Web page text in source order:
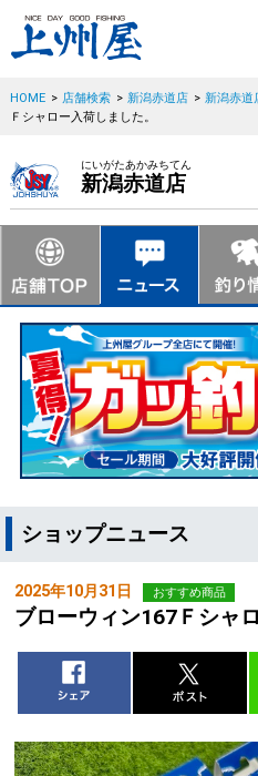
HOME > 店舗検索 > 新潟赤道店 > 新潟赤道
Ｆシャロー入荷しました。
にいがたあかみちてん
新潟赤道店
ショップニュース
2025年10月31日 おすすめ商品
ブローウィン167Ｆシャ